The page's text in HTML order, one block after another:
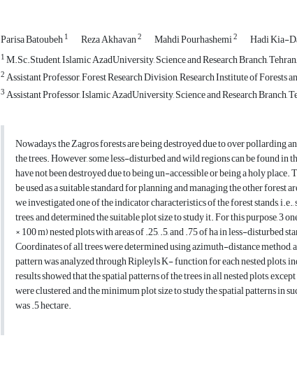
Parisa Batoubeh1 Reza Akhavan2 Mahdi Pourhashemi2 Hadi Kia-
1M.Sc.Student, Islamic AzadUniversity, Science and Research Branch,
2Assistant Professor, Forest Research Division, Research Institute of Forests
3Assistant Professor, Islamic AzadUniversity, Science and Research Branch,
Nowadays, the Zagros forests are being destroyed due to over pollarding
the trees. However, some less-disturbed and wild regions can be found in
have not been destroyed due to being un-accessible or being a holy place.
be used as a suitable standard for planning and managing the other forest
we investigated one of the indicator characteristics of the forest stands,
trees, and determined the suitable plot size to study it. For this purpose, 3
× 100 m) nested plots with areas of .25, .5, and .75 of ha in less-disturbed
Coordinates of all trees were determined using azimuth-distance method,
pattern was analyzed through Ripleyls K- function for each nested plots,
results showed that the spatial patterns of the trees in all nested plots,
were clustered, and the minimum plot size to study the spatial patterns in
was .5 hectare.